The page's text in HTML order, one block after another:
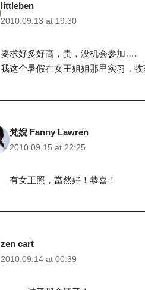
littleben
2010.09.13 at 19:30
要求好多好高，贵，没机会参加….
我这个暑假在女王姐姐那里实习，
梵婗 Fanny Lawren
2010.09.15 at 22:25
有女王照，當然好！恭喜！
zen cart
2010.09.14 at 00:39